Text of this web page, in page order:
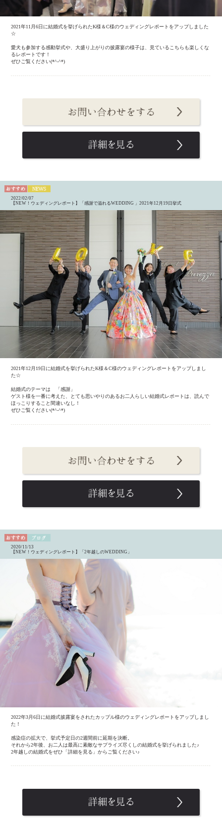
2021年11月6日に結婚式を挙げられたK様＆C様のウェディングレポートをアップしました
☆
愛犬も参加する感動挙式や、大盛り上がりの披露宴の様子は、見ているこちらも楽しくな
るレポートです！
ぜひご覧ください(*^-^*)
2022/02/07
【NEW！ウェディングレポート】「感謝で溢れるWEDDING 」2021年12月19日挙式
2021年12月19日に結婚式を挙げられたK様＆C様のウェディングレポートをアップしまし
た☆
結婚式のテーマは 「感謝」
ゲスト様を一番に考えた、とても思いやりのあるお二人らしい結婚式レポートは、読んで
ほっこりすること間違いなし！
ぜひご覧ください(*^-^*)
2020/11/13
【NEW！ウェディングレポート】「2年越しのWEDDING」
2022年3月6日に結婚式披露宴をされたカップル様のウェディングレポートをアップしまし
た！
感染症の拡大で、挙式予定日の2週間前に延期を決断。
それから2年後、お二人は最高に素敵なサプライズ尽くしの結婚式を挙げられました♪
2年越しの結婚式をぜひ「詳細を見る」からご覧ください♪